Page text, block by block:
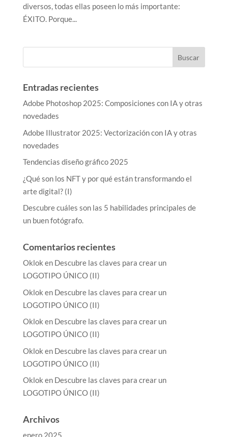
diversos, todas ellas poseen lo más importante:
ÉXITO. Porque...
Entradas recientes
Adobe Photoshop 2025: Composiciones con IA y otras
novedades
Adobe Illustrator 2025: Vectorización con IA y otras
novedades
Tendencias diseño gráfico 2025
¿Qué son los NFT y por qué están transformando el
arte digital? (I)
Descubre cuáles son las 5 habilidades principales de
un buen fotógrafo.
Comentarios recientes
Oklok en Descubre las claves para crear un
LOGOTIPO ÚNICO (II)
Oklok en Descubre las claves para crear un
LOGOTIPO ÚNICO (II)
Oklok en Descubre las claves para crear un
LOGOTIPO ÚNICO (II)
Oklok en Descubre las claves para crear un
LOGOTIPO ÚNICO (II)
Oklok en Descubre las claves para crear un
LOGOTIPO ÚNICO (II)
Archivos
enero 2025